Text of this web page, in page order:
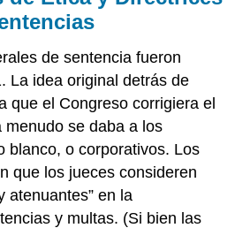
de sentencia fueron
La idea original detrás de
que el Congreso corrigiera el
se daba a los
blanco, o corporativos. Los
que los jueces consideren
atenuantes” en la
y multas. (Si bien las